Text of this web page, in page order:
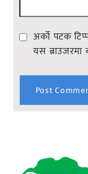
अर्को पटक
यस ब्राउजरमा